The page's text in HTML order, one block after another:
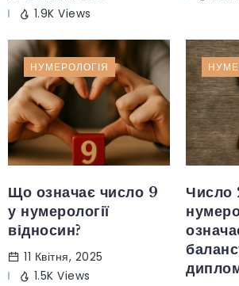
1.9K Views
НУМЕРОЛОГІЯ
Що означає число 9
у нумерології
відносин?
11 Квітня, 2025
1.5K Views
Число